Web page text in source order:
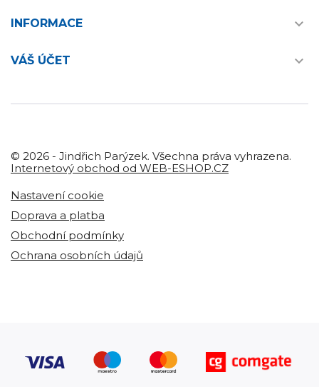
INFORMACE 
VÁŠ ÚČET 
© 2026 - Jindřich Parýzek. Všechna práva vyhrazena.
Internetový obchod od WEB-ESHOP.CZ
Nastavení cookie
Doprava a platba
Obchodní podmínky
Ochrana osobních údajů